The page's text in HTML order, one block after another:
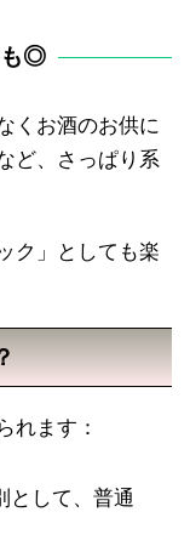
も◎
くお酒のお供に
ど、さっぱり系
ク」としても楽
れます：
として、普通